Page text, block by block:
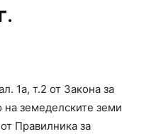
1а, т.2 от Закона за
на земеделските земи
Правилника за